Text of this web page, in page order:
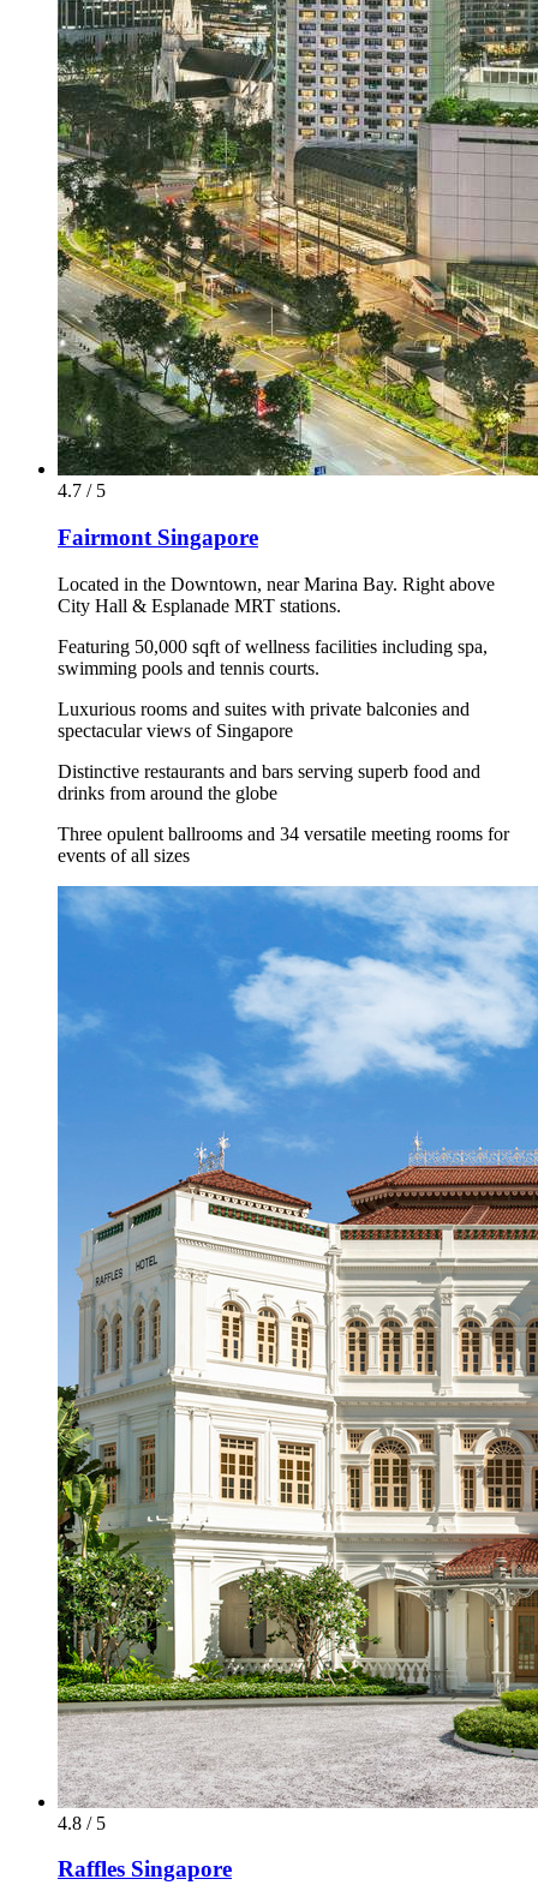
4.7 / 5
Fairmont Singapore
Located in the Downtown, near Marina Bay. Right above
City Hall & Esplanade MRT stations.
Featuring 50,000 sqft of wellness facilities including spa,
swimming pools and tennis courts.
Luxurious rooms and suites with private balconies and
spectacular views of Singapore
Distinctive restaurants and bars serving superb food and
drinks from around the globe
Three opulent ballrooms and 34 versatile meeting rooms for
events of all sizes
4.8 / 5
Raffles Singapore